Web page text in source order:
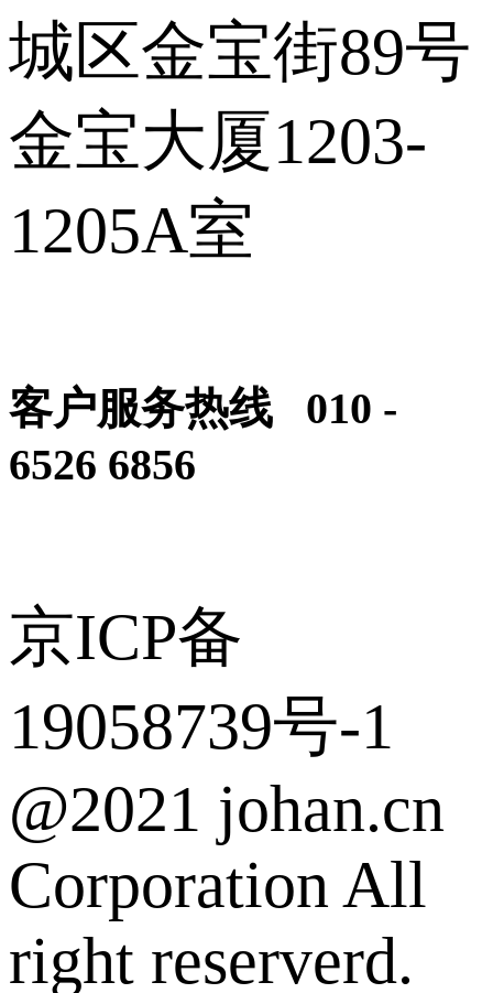
城区金宝街89号
金宝大厦1203-
1205A室
客户服务热线 010 -
6526 6856
京ICP备
19058739号-1
@2021 johan.cn
Corporation All
right reserverd.